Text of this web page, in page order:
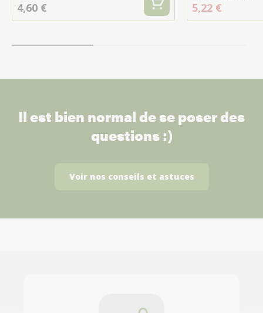
4,60 € 5,22 €
Il est bien normal de se poser des
questions :)
Voir nos conseils et astuces